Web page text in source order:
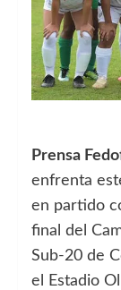
Prensa
enfrenta
en partido
final del
Sub-20 de
el Estadio